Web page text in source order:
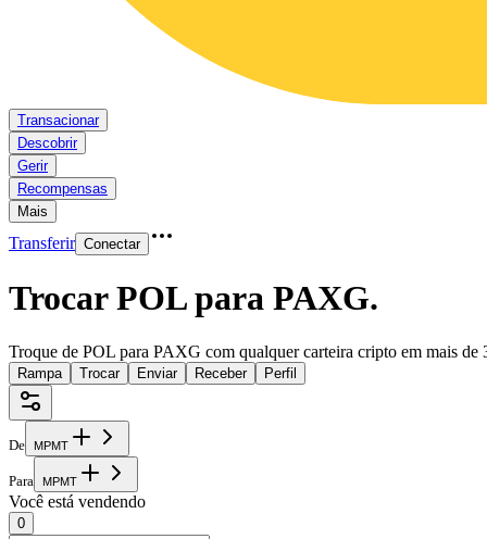
Transacionar
Descobrir
Gerir
Recompensas
Mais
Transferir Conectar
Trocar POL para PAXG.
Troque de POL para PAXG com qualquer carteira cripto em mais de
Rampa Trocar Enviar Receber Perfil
De MPMT
Para MPMT
Você está vendendo
0